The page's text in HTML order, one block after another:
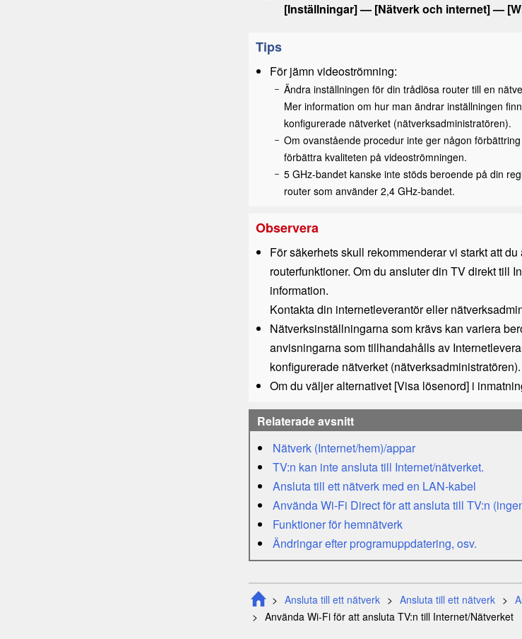
[Inställningar] — [Nätverk och internet] — [
Tips
För jämn videoströmning:
Ändra inställningen för din trådlösa router till en
Mer information om hur man ändrar inställningen
konfigurerade nätverket (nätverksadministratören).
Om ovanstående procedur inte ger någon
förbättra kvaliteten på videoströmningen.
5 GHz-bandet kanske inte stöds beroende på din
router som använder 2,4 GHz-bandet.
Observera
För säkerhets skull rekommenderar vi starkt att
routerfunktioner. Om du ansluter din TV direkt till
information.
Kontakta din internetleverantör eller
Nätverksinställningarna som krävs kan variera
anvisningarna som tillhandahålls av
konfigurerade nätverket (nätverksadministratören).
Om du väljer alternativet [Visa lösenord] i
Relaterade avsnitt
Nätverk (Internet/hem)/appar
TV:n kan inte ansluta till Internet/nätverket.
Ansluta till ett nätverk med en LAN-kabel
AnvändaWi-Fi Directför att ansluta till TV:n
Funktioner för hemnätverk
Ändringar efter programuppdatering, osv.
Ansluta till ett nätverk Ansluta till ett nätverk
Använda Wi-Fi för att ansluta TV:n till Internet/Nätverket